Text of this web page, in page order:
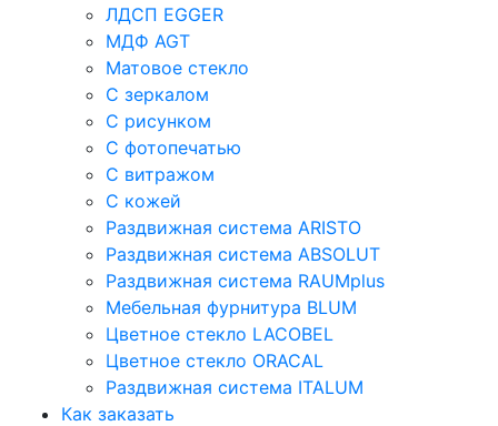
ЛДСП EGGER
МДФ AGT
Матовое стекло
С зеркалом
С рисунком
С фотопечатью
С витражом
С кожей
Раздвижная система ARISTO
Раздвижная система ABSOLUT
Раздвижная система RAUMplus
Мебельная фурнитура BLUM
Цветное стекло LACOBEL
Цветное стекло ORACAL
Раздвижная система ITALUM
Как заказать